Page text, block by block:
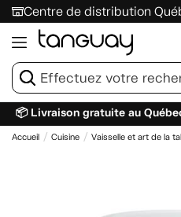
Centre de distribution
📦 Livraison gratuite au
Accueil Cuisine Vaisselle et art de la